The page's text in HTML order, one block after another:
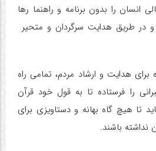
انسان را بدون برنامه و راهنما رها
و در طریق هدایت سرگردان و متحیر
هدایت و ارشاد مردم، تمامی راه
را فرستاده تا به قول خود قرآن
تا هیچ گاه بهانه و دستاویزی برای
نداشته باشند.